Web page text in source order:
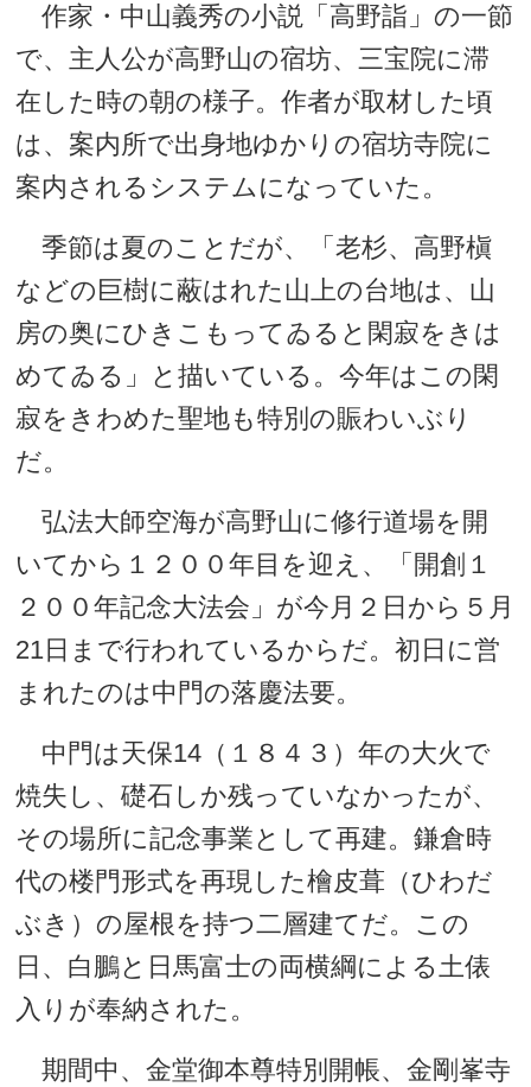
作家・中山義秀の小説「高野詣」の一節
で、主人公が高野山の宿坊、三宝院に滞
在した時の朝の様子。作者が取材した頃
は、案内所で出身地ゆかりの宿坊寺院に
案内されるシステムになっていた。
季節は夏のことだが、「老杉、高野槇
などの巨樹に蔽はれた山上の台地は、山
房の奥にひきこもってゐると閑寂をきは
めてゐる」と描いている。今年はこの閑
寂をきわめた聖地も特別の賑わいぶり
だ。
弘法大師空海が高野山に修行道場を開
いてから１２００年目を迎え、「開創１
２００年記念大法会」が今月２日から５月
21日まで行われているからだ。初日に営
まれたのは中門の落慶法要。
中門は天保14（１８４３）年の大火で
焼失し、礎石しか残っていなかったが、
その場所に記念事業として再建。鎌倉時
代の楼門形式を再現した檜皮葺（ひわだ
ぶき）の屋根を持つ二層建てだ。この
日、白鵬と日馬富士の両横綱による土俵
入りが奉納された。
期間中、金堂御本尊特別開帳、金剛峯寺